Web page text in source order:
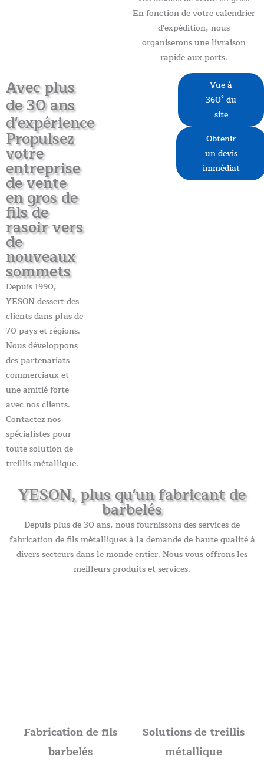
En fonction de votre calendrier
d'expédition, nous
organiserons une livraison
rapide aux ports.
Avec plus
de 30 ans
d'expérience
Propulsez
votre
entreprise
de vente
en gros de
fils de
rasoir vers
de
nouveaux
sommets
Depuis 1990,
YESON dessert des
clients dans plus de
70 pays et régions.
Nous développons
des partenariats
commerciaux et
une amitié forte
avec nos clients.
Contactez nos
spécialistes pour
toute solution de
treillis métallique.
Vue à
360° du
site
Obtenir
un devis
immédiat
YESON, plus qu'un fabricant de
barbelés
Depuis plus de 30 ans, nous fournissons des services de
fabrication de fils métalliques à la demande de haute qualité à
divers secteurs dans le monde entier. Nous vous offrons les
meilleurs produits et services.
Fabrication de fils
barbelés
Solutions de treillis
métallique